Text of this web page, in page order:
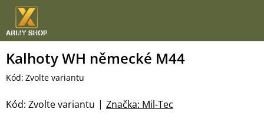
Přejít
obsah
Kalhoty WH německé M44
Kód: Zvolte variantu
Značka: Mil-Tec
Kód: Zvolte variantu